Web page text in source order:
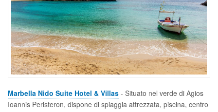
Marbella Nido Suite Hotel & Villas - Situato nel verde di Agios
Ioannis Peristeron, dispone di spiaggia attrezzata, piscina, centro